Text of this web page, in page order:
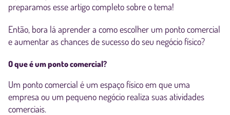
preparamos esse artigo completo sobre o tema!
Então, bora lá aprender a como escolher um ponto comercial
e aumentar as chances de sucesso do seu negócio físico?
O que é um ponto comercial?
Um ponto comercial é um espaço físico em que uma
empresa ou um pequeno negócio realiza suas atividades
comerciais.